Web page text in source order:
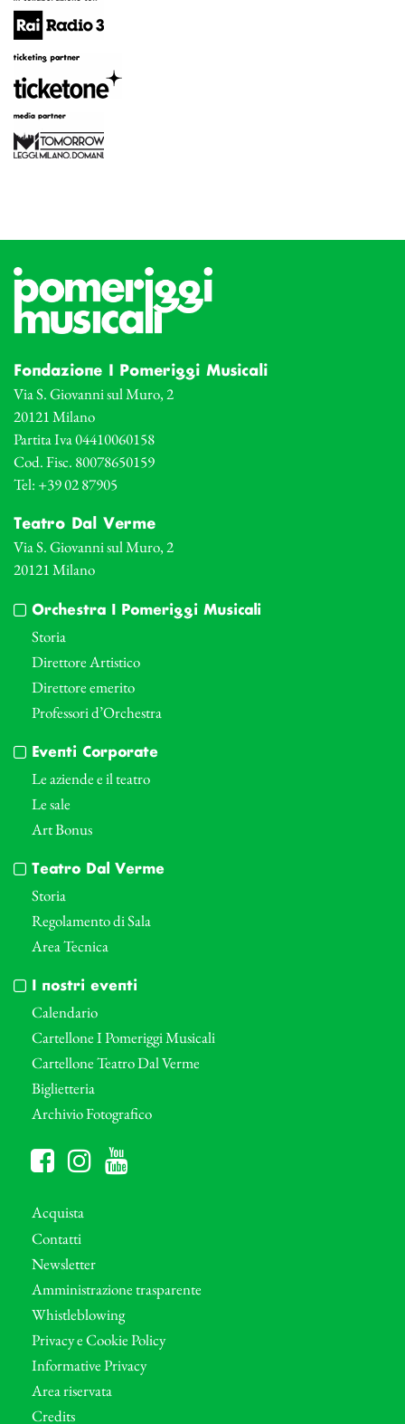
Fondazione I Pomeriggi Musicali
Via S. Giovanni sul Muro, 2
20121 Milano
Partita Iva 04410060158
Cod. Fisc. 80078650159
Tel: +39 02 87905
Teatro Dal Verme
Via S. Giovanni sul Muro, 2
20121 Milano
Orchestra I Pomeriggi Musicali
Storia
Direttore Artistico
Direttore emerito
Professori d’Orchestra
Eventi Corporate
Le aziende e il teatro
Le sale
Art Bonus
Teatro Dal Verme
Storia
Regolamento di Sala
Area Tecnica
I nostri eventi
Calendario
Cartellone I Pomeriggi Musicali
Cartellone Teatro Dal Verme
Biglietteria
Archivio Fotografico
Acquista
Contatti
Newsletter
Amministrazione trasparente
Whistleblowing
Privacy e Cookie Policy
Informative Privacy
Area riservata
Credits